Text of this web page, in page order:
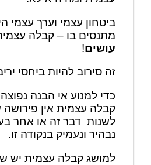
ביטחון עצמי וערך עצמי
מתנסים בו – קבלה
עושים!
זה סירוב להיות ביחסי
כדי למנוע אי הבנה נפוצה
קבלה עצמית אין פירושה
לשנות דבר זה או אחר
נבהיר ונעמיק בנקודה זו.
למושג קבלה עצמית יש